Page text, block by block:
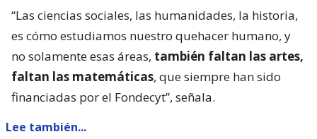
“Las ciencias sociales, las humanidades, la historia,
es cómo estudiamos nuestro quehacer humano, y
no solamente esas áreas, también faltan las artes,
faltan las matemáticas, que siempre han sido
financiadas por el Fondecyt”, señala.
Lee también...